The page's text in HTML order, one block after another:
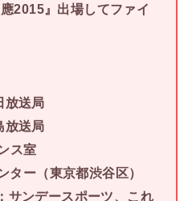
2015』出場してファイ
放送局
送局
ス室
ター（東京都渋谷区）
サンデースポーツ、これ